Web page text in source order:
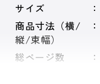
サイズ
商品寸法（横/
縦/束幅）
総ページ数